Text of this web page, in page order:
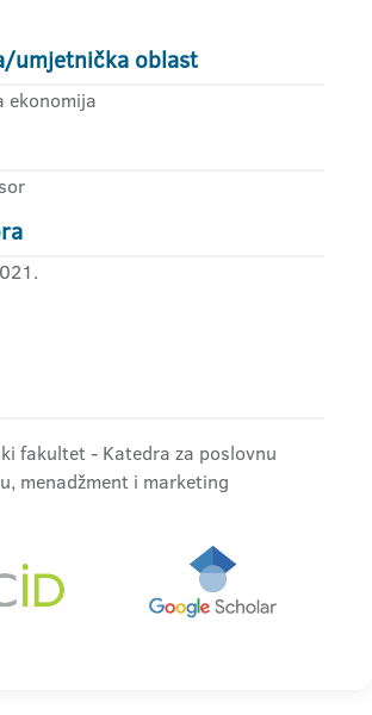
umjetnička oblast
ekonomija
fakultet - Katedra za poslovnu
menadžment i marketing